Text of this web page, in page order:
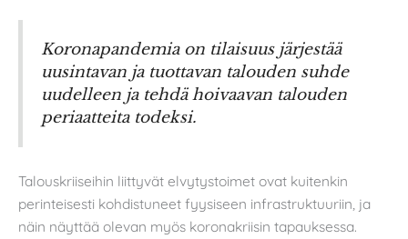
Koronapandemia on tilaisuus järjestää
uusintavan ja tuottavan talouden suhde
uudelleen ja tehdä hoivaavan talouden
periaatteita todeksi.
Talouskriiseihin liittyvät elvytystoimet ovat kuitenkin
perinteisesti kohdistuneet fyysiseen infrastruktuuriin, ja
näin näyttää olevan myös koronakriisin tapauksessa.